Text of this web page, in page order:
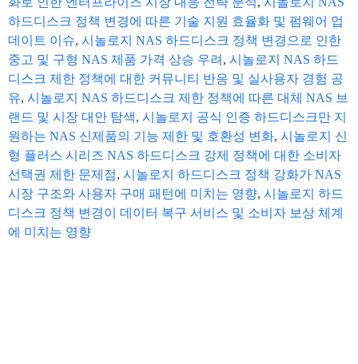
하드디스크 정책 변경에 따른 기술 지원 효율화 및 펌웨어 업
데이트 이슈, 시놀로지 NAS 하드디스크 정책 변경으로 인한
중고 및 구형 NAS 제품 가격 상승 우려 , 시놀로지 NAS 하드
디스크 제한 정책에 대한 커뮤니티 반응 및 실사용자 경험 공
유, 시놀로지 NAS 하드디스크 제한 정책에 따른 대체 NAS 브
랜드 및 시장 대안 탐색, 시놀로지 공식 인증 하드디스크만 지
원하는 NAS 신제품의 기능 제한 및 호환성 변화, 시놀로지 신
형 플러스 시리즈 NAS 하드디스크 강제 정책에 대한 소비자
선택권 제한 문제점, 시놀로지 하드디스크 정책 강화가 NAS
시장 구조와 사용자 구매 패턴에 미치는 영향, 시놀로지 하드
디스크 정책 변경이 데이터 복구 서비스 및 소비자 보상 체계
에 미치는 영향